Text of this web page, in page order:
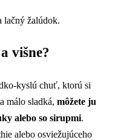
lačný žalúdok.
višne?
kyslú chuť, ktorú si
málo sladká, môžete ju
alebo so sirupmi.
alebo osviežujúceho